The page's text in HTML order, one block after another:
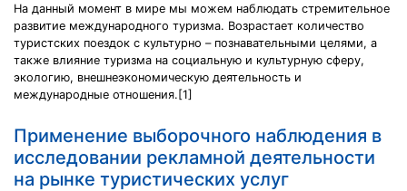
На данный момент в мире мы можем наблюдать стремительное
развитие международного туризма. Возрастает количество
туристских поездок с культурно – познавательными целями, а
также влияние туризма на социальную и культурную сферу,
экологию, внешнеэкономическую деятельность и
международные отношения.[1]
Применение выборочного наблюдения в
исследовании рекламной деятельности
на рынке туристических услуг